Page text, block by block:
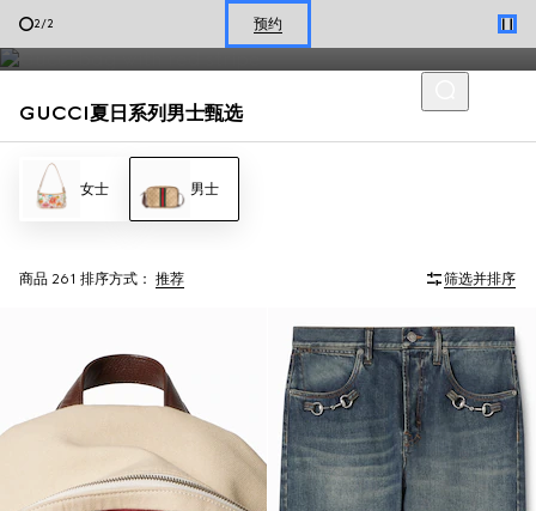
1/2 选购夏季鞋履
饰以品牌经典元素的男士乐福鞋与夏日箱包，呈现轻松随性的当季风
格。
GUCCI夏日系列男士甄选
女士 男士
商品 261 排序方式： 推荐 筛选并排序